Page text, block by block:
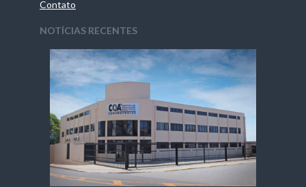
Contato
NOTÍCIAS RECENTES